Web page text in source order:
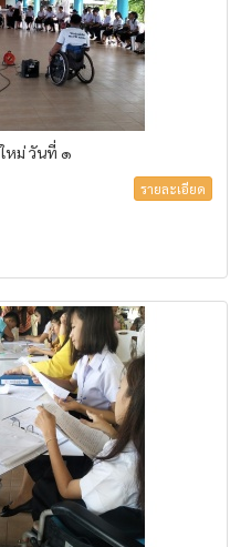
หม่ วันที่ ๑
รายละเอียด